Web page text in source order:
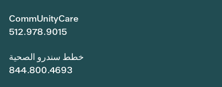
CommUnityCare
512.978.9015
خطط سندرو الصحية
844.800.4693